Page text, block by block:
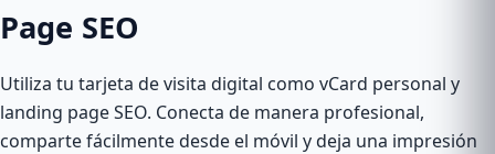
Page SEO
Utiliza tu tarjeta de visita digital como vCard personal y
landing page SEO. Conecta de manera profesional,
comparte fácilmente desde el móvil y deja una impresión